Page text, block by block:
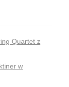
Quartet z
w